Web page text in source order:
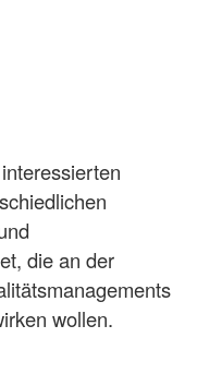
die an der
wollen.